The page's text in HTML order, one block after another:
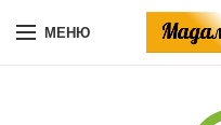
МЕНЮ